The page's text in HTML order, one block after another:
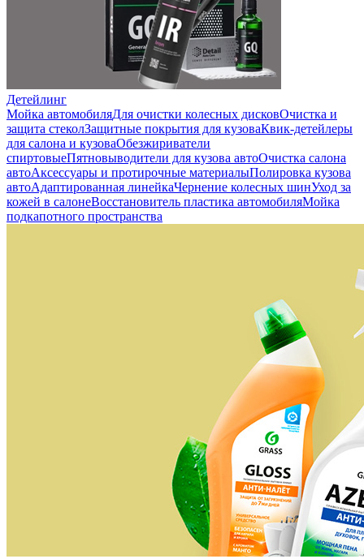
Детейлинг
Мойка автомобиляДля очистки колесных дисковОчистка и
защита стеколЗащитные покрытия для кузоваКвик-детейлеры
для салона и кузоваОбезжириватели
спиртовыеПятновыводители для кузова автоОчистка салона
автоАксессуары и протирочные материалыПолировка кузова
автоАдаптированная линейкаЧернение колесных шинУход за
кожей в салонеВосстановитель пластика автомобиляМойка
подкапотного пространства